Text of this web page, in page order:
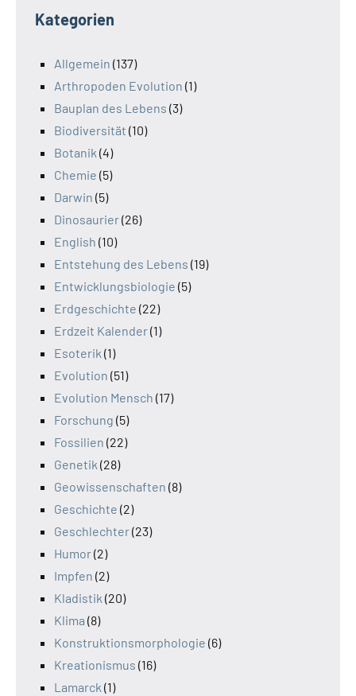
Kategorien
Allgemein (137)
Arthropoden Evolution (1)
Bauplan des Lebens (3)
Biodiversität (10)
Botanik (4)
Chemie (5)
Darwin (5)
Dinosaurier(26)
English (10)
Entstehung des Lebens (19)
Entwicklungsbiologie (5)
Erdgeschichte (22)
Erdzeit Kalender(1)
Esoterik (1)
Evolution (51)
Evolution Mensch (17)
Forschung (5)
Fossilien (22)
Genetik (28)
Geowissenschaften (8)
Geschichte (2)
Geschlechter(23)
Humor(2)
Impfen (2)
Kladistik (20)
Klima (8)
Konstruktionsmorphologie (6)
Kreationismus (16)
Lamarck (1)